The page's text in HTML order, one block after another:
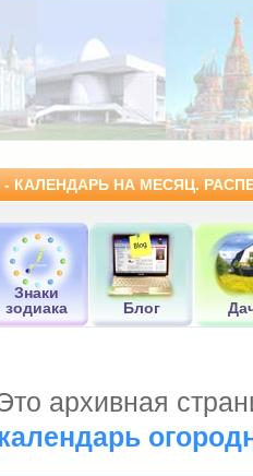
- КАЛЕНДАРЬ НА МЕСЯЦ.
Знаки
зодиака
Блог
архивная